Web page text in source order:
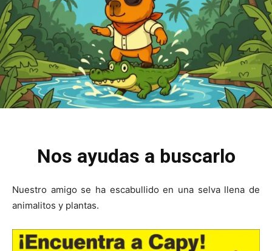
Nos ayudas a buscarlo
Nuestro amigo se ha escabullido en una selva llena de
animalitos y plantas.